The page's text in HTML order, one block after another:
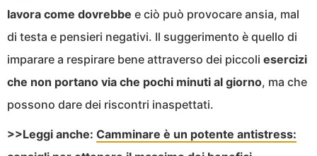
lavora come dovrebbe e ciò può provocare ansia, mal
di testa e pensieri negativi. Il suggerimento è quello di
imparare a respirare bene attraverso dei piccoli esercizi
che non portano via che pochi minuti al giorno, ma che
possono dare dei riscontri inaspettati.
>>Leggi anche: Camminare è un potente antistress: